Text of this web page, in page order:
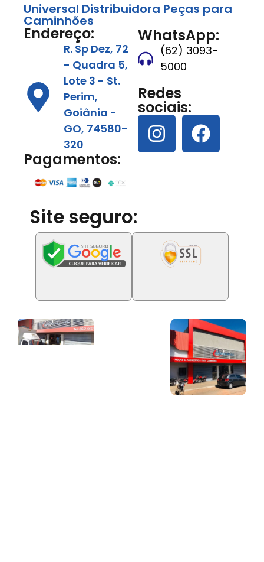
Universal Distribuidora Peças para
Caminhões
Endereço:
R. Sp Dez, 72
- Quadra 5,
Lote 3 - St.
Perim,
Goiânia -
GO, 74580-
320
Pagamentos:
WhatsApp:
(62) 3093-
5000
Redes
sociais:
Site seguro: